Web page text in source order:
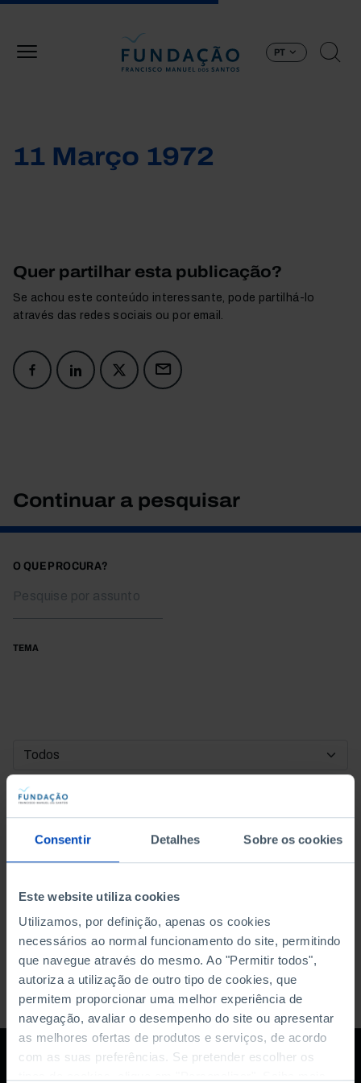
Consentir Detalhes Sobre os cookies
Este website utiliza cookies
Utilizamos, por definição, apenas os cookies
necessários ao normal funcionamento do site, permitindo
que navegue através do mesmo. Ao "Permitir todos",
autoriza a utilização de outro tipo de cookies, que
permitem proporcionar uma melhor experiência de
navegação, avaliar o desempenho do site ou apresentar
as melhores ofertas de produtos e serviços, de acordo
com as suas preferências. Se pretender escolher os
PT
11 Março 1972
Quer partilhar esta publicação?
Se achou este conteúdo interessante, pode partilhá-lo
através das redes sociais ou por email.
Continuar a pesquisar
O QUE PROCURA?
TEMA
DATA DE INÍCIO
DATA DE FIM